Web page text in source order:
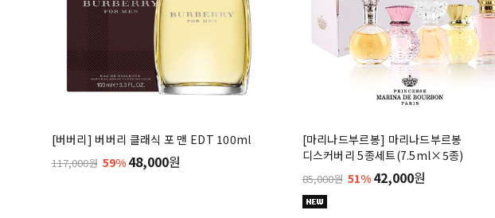
[버버리] 버버리 클래식 포 맨 EDT 100ml
117,000원 59% 48,000원
[마리나드부르봉] 마리나드부르봉
디스커버리 5종세트(7.5ml×5종)
85,000원 51% 42,000원